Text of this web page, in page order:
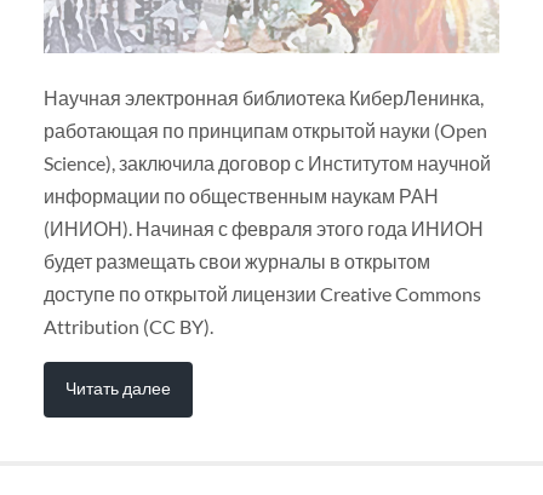
Научная электронная библиотека КиберЛенинка,
работающая по принципам открытой науки (Open
Science), заключила договор с Институтом научной
информации по общественным наукам РАН
(ИНИОН). Начиная с февраля этого года ИНИОН
будет размещать свои журналы в открытом
доступе по открытой лицензии Creative Commons
Attribution (CC BY).
Читать далее